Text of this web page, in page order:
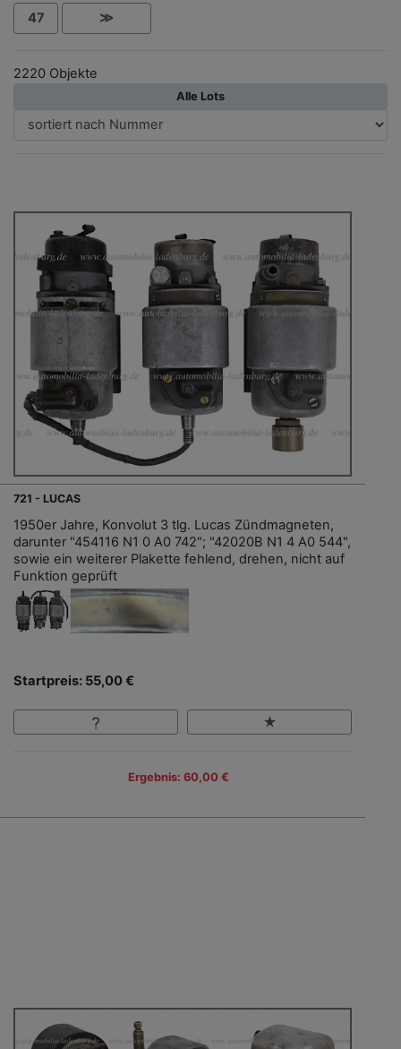
47 ≫
2220 Objekte
Alle Lots
721 - LUCAS
1950er Jahre, Konvolut 3 tlg. Lucas Zündmagneten,
darunter "454116 N1 0 A0 742"; "42020B N1 4 A0 544",
sowie ein weiterer Plakette fehlend, drehen, nicht auf
Funktion geprüft
Startpreis: 55,00 €
Ergebnis: 60,00 €